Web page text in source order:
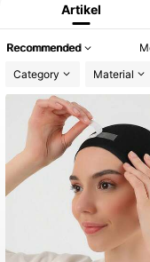
Artikel
Recommended
Category
Material